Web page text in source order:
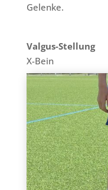
Gelenke.
Valgus-Stellung
X-Bein